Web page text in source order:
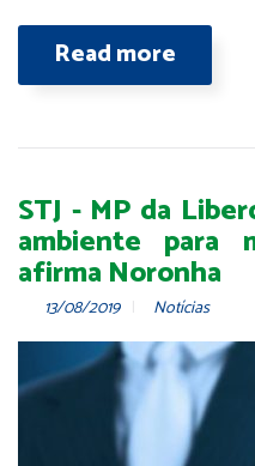
Read more
STJ - MP da
ambiente para
afirma Noronha
13/08/2019 Notícias